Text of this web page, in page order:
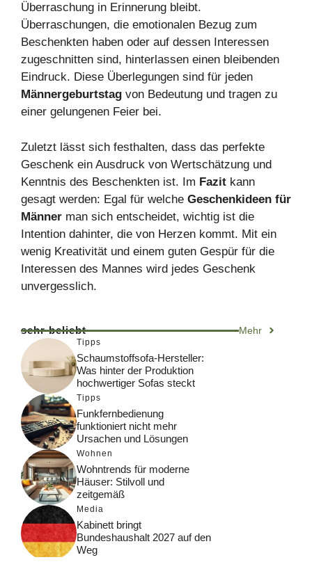
Überraschung in Erinnerung bleibt.
Überraschungen, die emotionalen Bezug zum
Beschenkten haben oder auf dessen Interessen
zugeschnitten sind, hinterlassen einen bleibenden
Eindruck. Diese Überlegungen sind für jeden
Männergeburtstag von Bedeutung und tragen zu
einer gelungenen Feier bei.
Zuletzt lässt sich festhalten, dass das perfekte
Geschenk ein Ausdruck von Wertschätzung und
Kenntnis des Beschenkten ist. Im Fazit kann
gesagt werden: Egal für welche Geschenkideen für
Männer man sich entscheidet, wichtig ist die
Intention dahinter, die von Herzen kommt. Mit ein
wenig Kreativität und einem guten Gespür für die
Interessen des Mannes wird jedes Geschenk
unvergesslich.
sehr beliebt Mehr
Tipps
Schaumstoffsofa-Hersteller:
Was hinter der Produktion
hochwertiger Sofas steckt
Tipps
Funkfernbedienung
funktioniert nicht mehr
Ursachen und Lösungen
Wohnen
Wohntrends für moderne
Häuser: Stilvoll und
zeitgemäß
Media
Kabinett bringt
Bundeshaushalt 2027 auf den
Weg